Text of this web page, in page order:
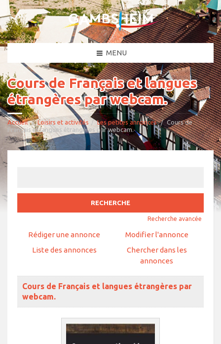
MENU
Cours de Français et langues
étrangères par webcam.
Accueil Loisirs et activités Les petites annonces
Cours de
Français et langues étrangères par webcam.
Recherche avancée
Rédiger une annonce
Modifier l'annonce
Liste des annonces
Chercher dans les
annonces
Cours de Français et langues étrangères par
webcam.